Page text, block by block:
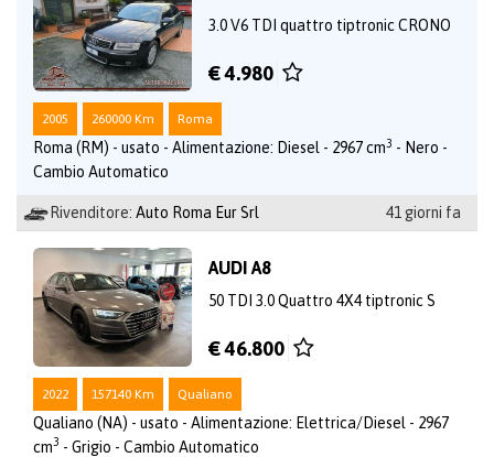
3.0 V6 TDI quattro tiptronic CRONO
€ 4.980
2005 260000 Km Roma
Roma (RM) - usato - Alimentazione: Diesel - 2967 cm3 - Nero -
Cambio Automatico
Rivenditore: Auto Roma Eur Srl 41 giorni fa
AUDI A8
50 TDI 3.0 Quattro 4X4 tiptronic S
€ 46.800
2022 157140 Km Qualiano
Qualiano (NA) - usato - Alimentazione: Elettrica/Diesel - 2967
cm3 - Grigio - Cambio Automatico